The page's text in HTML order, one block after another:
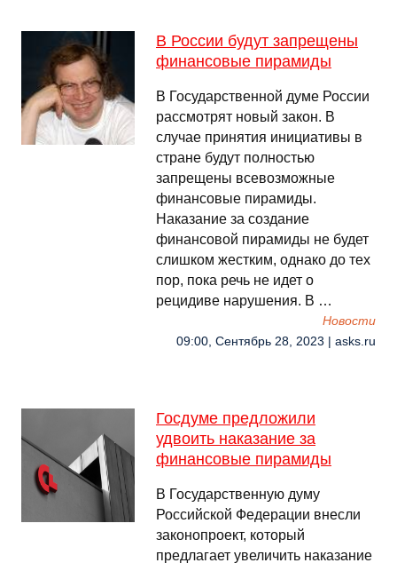
В России будут запрещены
финансовые пирамиды
В Государственной думе России
рассмотрят новый закон. В
случае принятия инициативы в
стране будут полностью
запрещены всевозможные
финансовые пирамиды.
Наказание за создание
финансовой пирамиды не будет
слишком жестким, однако до тех
пор, пока речь не идет о
рецидиве нарушения. В …
Новости
09:00, Сентябрь 28, 2023 | asks.ru
Госдуме предложили
удвоить наказание за
финансовые пирамиды
В Государственную думу
Российской Федерации внесли
законопроект, который
предлагает увеличить наказание